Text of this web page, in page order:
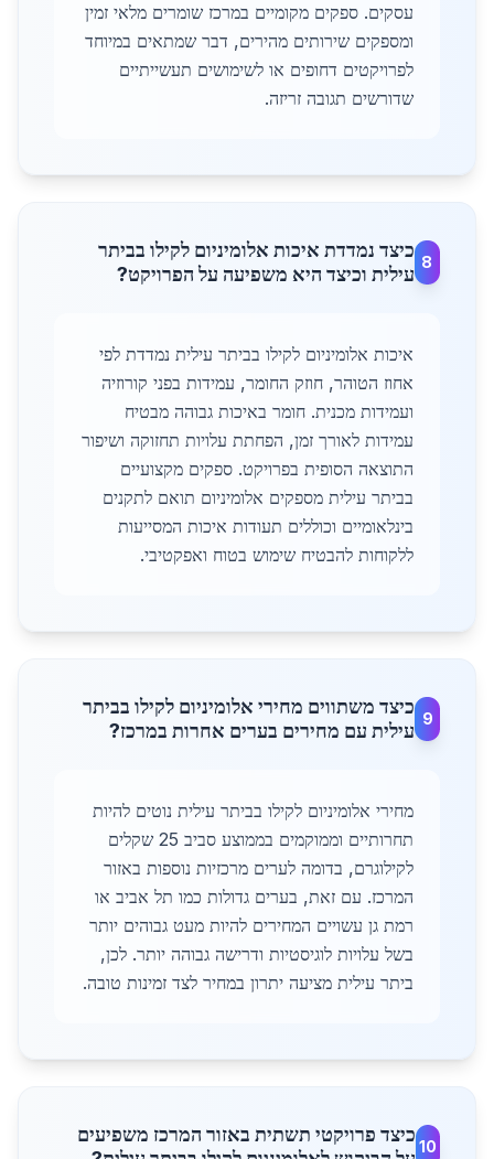
עסקים. ספקים מקומיים במרכז שומרים מלאי זמין
ומספקים שירותים מהירים, דבר שמתאים במיוחד
לפרויקטים דחופים או לשימושים תעשייתיים
שדורשים תגובה זריזה.
8
כיצד נמדדת איכות אלומיניום לקילו בביתר
עילית וכיצד היא משפיעה על הפרויקט?
איכות אלומיניום לקילו בביתר עילית נמדדת לפי
אחוז הטוהר, חוזק החומר, עמידות בפני קורוזיה
ועמידות מכנית. חומר באיכות גבוהה מבטיח
עמידות לאורך זמן, הפחתת עלויות תחזוקה ושיפור
התוצאה הסופית בפרויקט. ספקים מקצועיים
בביתר עילית מספקים אלומיניום תואם לתקנים
בינלאומיים וכוללים תעודות איכות המסייעות
ללקוחות להבטיח שימוש בטוח ואפקטיבי.
9
כיצד משתווים מחירי אלומיניום לקילו בביתר
עילית עם מחירים בערים אחרות במרכז?
מחירי אלומיניום לקילו בביתר עילית נוטים להיות
תחרותיים וממוקמים בממוצע סביב 25 שקלים
לקילוגרם, בדומה לערים מרכזיות נוספות באזור
המרכז. עם זאת, בערים גדולות כמו תל אביב או
רמת גן עשויים המחירים להיות מעט גבוהים יותר
בשל עלויות לוגיסטיות ודרישה גבוהה יותר. לכן,
ביתר עילית מציעה יתרון במחיר לצד זמינות טובה.
10
כיצד פרויקטי תשתית באזור המרכז משפיעים